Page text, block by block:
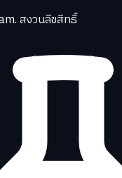
สงวนลิขสิทธิ์